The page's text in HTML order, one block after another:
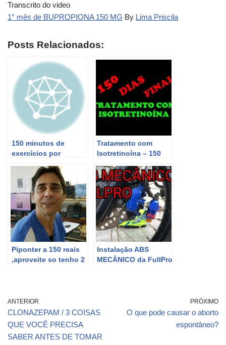
Transcrito do video
1° mês de BUPROPIONA 150 MG By Lima Priscila
Posts Relacionados:
150 minutos de
exercícios por
Tratamento com
Isotretinoína – 150
Piponter a 150 reais
,aproveite so tenho 2
Instalação ABS
MECÂNICO da FullPro
ANTERIOR
CLONAZEPAM / 3 COISAS
QUE VOCÊ PRECISA
SABER ANTES DE TOMAR
PRÓXIMO
O que pode causar o aborto
espontâneo?